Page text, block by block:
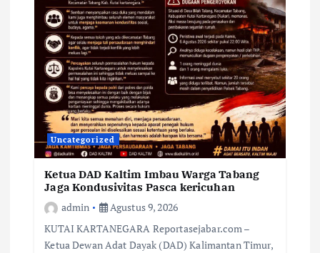
Uncategorized
Ketua DAD Kaltim Imbau Warga Tabang
Jaga Kondusivitas Pasca kericuhan
admin
Agustus 9, 2026
KUTAI KARTANEGARA Reportasejabar.com –
Ketua Dewan Adat Dayak (DAD) Kalimantan Timur,